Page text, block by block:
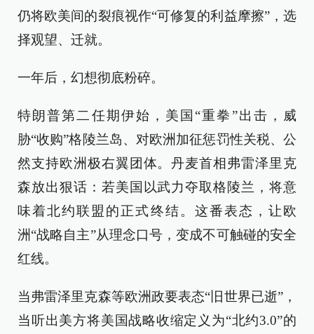
仍将欧美间的裂痕视作“可修复的利益摩擦”，选
择观望、迁就。
一年后，幻想彻底粉碎。
特朗普第二任期伊始，美国“重拳”出击，威
胁“收购”格陵兰岛、对欧洲加征惩罚性关税、公
然支持欧洲极右翼团体。丹麦首相弗雷泽里克
森放出狠话：若美国以武力夺取格陵兰，将意
味着北约联盟的正式终结。这番表态，让欧
洲“战略自主”从理念口号，变成不可触碰的安全
红线。
当弗雷泽里克森等欧洲政要表态“旧世界已逝”，
当听出美方将美国战略收缩定义为“北约3.0”的